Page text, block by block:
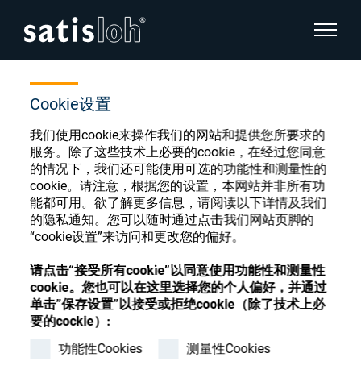
Cookie设置
我们使用cookie来操作我们的网站和提供您所要求的
服务。除了这些技术上必要的cookie，在经过您同意
的情况下，我们还可能使用可选的功能性和测量性的
cookie。请注意，根据您的设置，本网站并非所有功
能都可用。欲了解更多信息，请阅读以下详情及我们
的隐私通知。您可以随时通过点击我们网站页脚的
“cookie设置”来访问和更改您的偏好。
请点击“接受所有cookie”以同意使用功能性和测量性
cookie。您也可以在这里选择您的个人偏好，并通过
单击”保存设置”以接受或拒绝cookie（除了技术上必
要的cockie）:
功能性Cookies
测量性Cookies
显示页
汉语
眼镜光学
精密光学
我们是谁
加入我们
隐藏页面导航
English
Deutsch
Español
Français
眼镜光学耗材商店
种眼镜光学耗材